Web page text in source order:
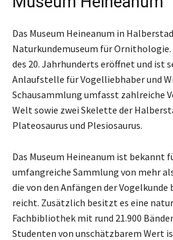
Das Museum Heineanum in
Naturkundemuseum für Ornithologie.
des 20. Jahrhunderts eröffnet und ist
Anlaufstelle für Vogelliebhaber und
Schausammlung umfasst zahlreiche
Welt sowie zwei Skelette der
Plateosaurus und Plesiosaurus.
Das Museum Heineanum ist bekannt
umfangreiche Sammlung von mehr
die von den Anfängen der Vogelkunde
reicht. Zusätzlich besitzt es eine
Fachbibliothek mit rund 21.900
Studenten von unschätzbarem Wert